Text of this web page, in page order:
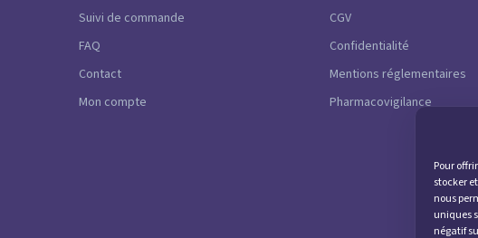
Pour
stocker
nous
uniques
négatif
Suivi de commande
FAQ
Contact
Mon compte
CGV
Confidentialité
Mentions réglementaires
Pharmacovigilance